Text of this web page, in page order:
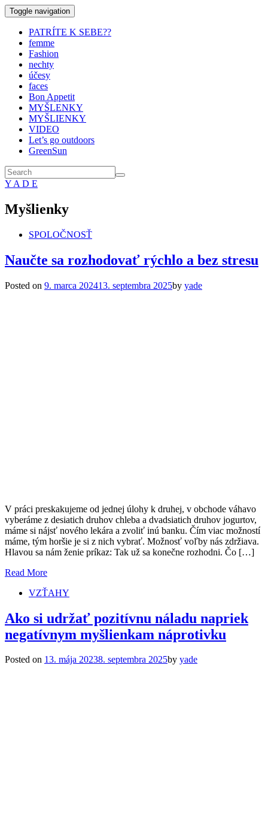
Toggle navigation
PATRÍTE K SEBE??
femme
Fashion
nechty
účesy
faces
Bon Appetit
MYŠLENKY
MYŠLIENKY
VIDEO
Let’s go outdoors
GreenSun
Y A D E
Myšlienky
SPOLOČNOSŤ
Naučte sa rozhodovať rýchlo a bez stresu
Posted on 9. marca 202413. septembra 2025by yade
V práci preskakujeme od jednej úlohy k druhej, v obchode váhavo
vyberáme z desiatich druhov chleba a dvadsiatich druhov jogurtov,
máme si nájsť nového lekára a zvoliť inú banku. Čím viac možností
máme, tým horšie je si z nich vybrať. Možnosť voľby nás zdržiava.
Hlavou sa nám ženie príkaz: Tak už sa konečne rozhodni. Čo […]
Read More
VZŤAHY
Ako si udržať pozitívnu náladu napriek
negatívnym myšlienkam náprotivku
Posted on 13. mája 20238. septembra 2025by yade